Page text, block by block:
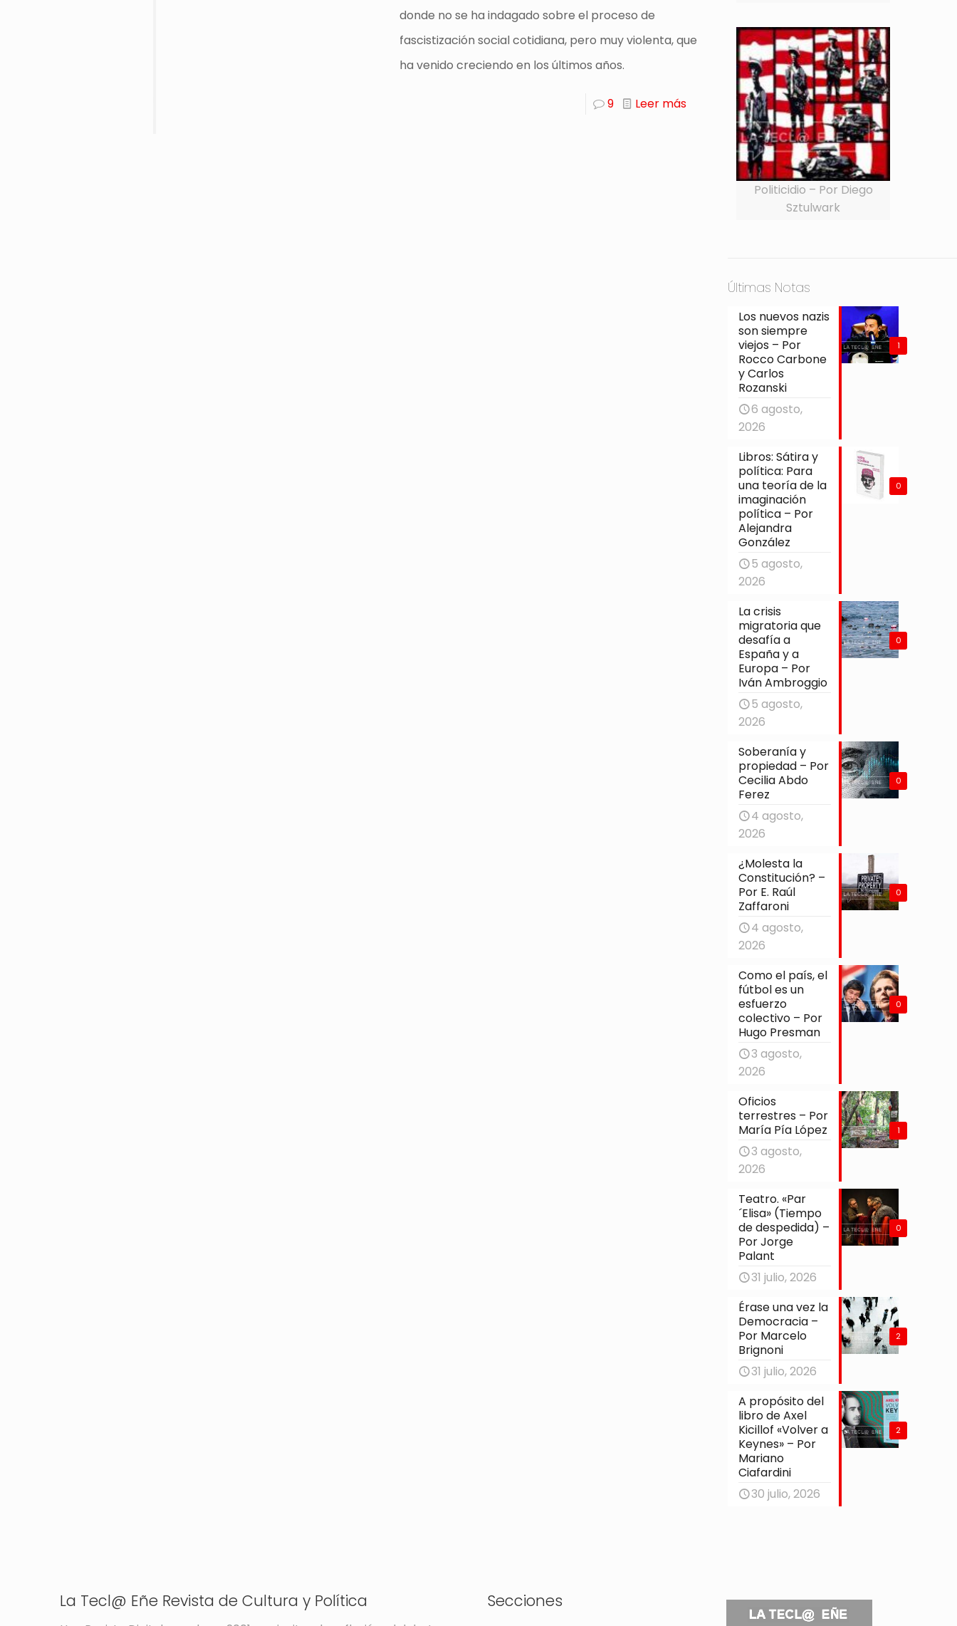
donde no se ha indagado sobre el proceso de
fascistización social cotidiana, pero muy violenta, que
ha venido creciendo en los últimos años.
9 Leer más
Politicidio – Por Diego
Sztulwark
Últimas Notas
1
Los nuevos nazis
son siempre
viejos – Por
Rocco Carbone
y Carlos
Rozanski
6 agosto,
2026
0
Libros: Sátira y
política: Para
una teoría de la
imaginación
política – Por
Alejandra
González
5 agosto,
2026
0
La crisis
migratoria que
desafía a
España y a
Europa – Por
Iván Ambroggio
5 agosto,
2026
0
Soberanía y
propiedad – Por
Cecilia Abdo
Ferez
4 agosto,
2026
0
¿Molesta la
Constitución? –
Por E. Raúl
Zaffaroni
4 agosto,
2026
0
Como el país, el
fútbol es un
esfuerzo
colectivo – Por
Hugo Presman
3 agosto,
2026
1
Oficios
terrestres – Por
María Pía López
3 agosto,
2026
0
Teatro. «Par
´Elisa» (Tiempo
de despedida) –
Por Jorge
Palant
31 julio, 2026
2
Érase una vez la
Democracia –
Por Marcelo
Brignoni
31 julio, 2026
2
A propósito del
libro de Axel
Kicillof «Volver a
Keynes» – Por
Mariano
Ciafardini
30 julio, 2026
La Tecl@ Eñe Revista de Cultura y Política Secciones